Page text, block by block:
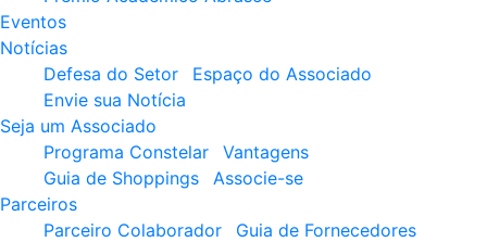
Eventos
Notícias
Defesa do Setor
Espaço do Associado
Envie sua Notícia
Seja um Associado
Programa Constelar
Vantagens
Guia de Shoppings
Associe-se
Parceiros
Parceiro Colaborador
Guia de Fornecedores